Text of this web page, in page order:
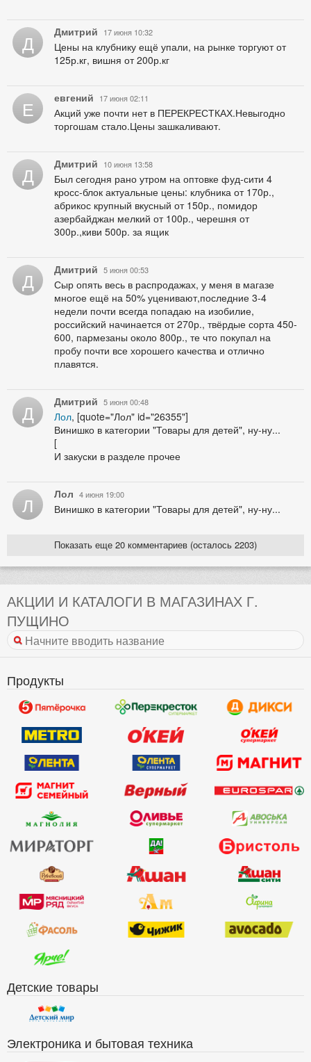
Д Дмитрий 17 июня 10:32
Цены на клубнику ещё упали, на рынке торгуют от
125р.кг, вишня от 200р.кг
Е евгений 17 июня 02:11
Акций уже почти нет в ПЕРЕКРЕСТКАХ.Невыгодно
торгошам стало.Цены зашкаливают.
Д Дмитрий 10 июня 13:58
Был сегодня рано утром на оптовке фуд-сити 4
кросс-блок актуальные цены: клубника от 170р.,
абрикос крупный вкусный от 150р., помидор
азербайджан мелкий от 100р., черешня от
300р.,киви 500р. за ящик
Д Дмитрий 5 июня 00:53
Сыр опять весь в распродажах, у меня в магазе
многое ещё на 50% уценивают,последние 3-4
недели почти всегда попадаю на изобилие,
российский начинается от 270р., твёрдые сорта 450-
600, пармезаны около 800р., те что покупал на
пробу почти все хорошего качества и отлично
плавятся.
Д Дмитрий 5 июня 00:48
Лол, [quote="Лол" id="26355"]
Винишко в категории "Товары для детей", ну-ну...
[
И закуски в разделе прочее
Л Лол 4 июня 19:00
Винишко в категории "Товары для детей", ну-ну...
Показать еще 20 комментариев (осталось 2203)
АКЦИИ И КАТАЛОГИ В МАГАЗИНАХ Г.
ПУЩИНО
Продукты
Детские товары
Электроника и бытовая техника